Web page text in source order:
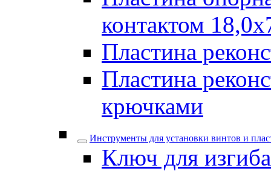
контактом
Пластина
Пластина
крючками
Инструменты для установки винтов и
Ключ для